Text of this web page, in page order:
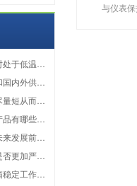
与仪表